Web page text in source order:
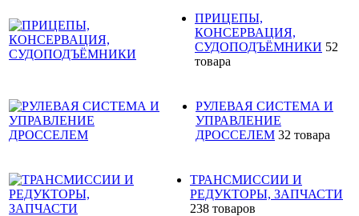
ПРИЦЕПЫ,
КОНСЕРВАЦИЯ,
СУДОПОДЪЁМНИКИ 52
товара
РУЛЕВАЯ СИСТЕМА И
УПРАВЛЕНИЕ
ДРОССЕЛЕМ 32 товара
ТРАНСМИССИИ И
РЕДУКТОРЫ, ЗАПЧАСТИ
238 товаров